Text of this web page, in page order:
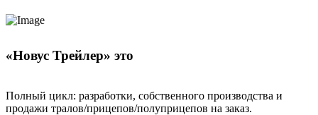
«Новус Трейлер» это
Полный цикл: разработки, собственного производства и
продажи тралов/прицепов/полуприцепов на заказ.